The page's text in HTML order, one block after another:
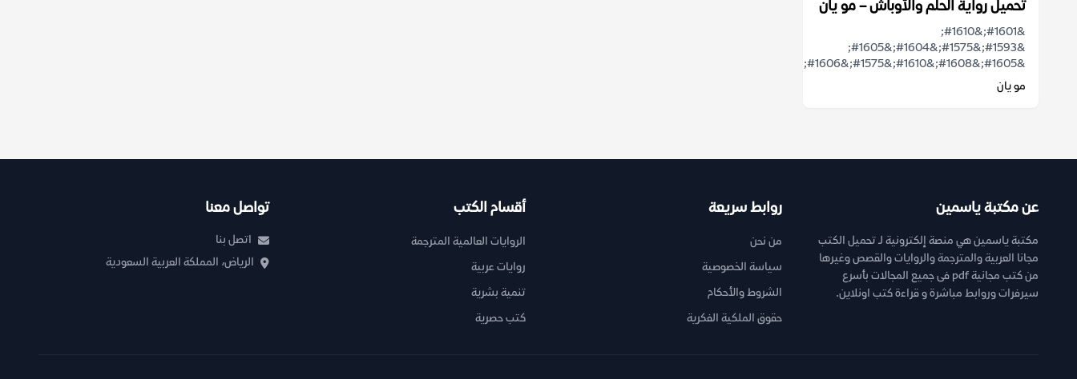
تحميل رواية الحلم والأوباش – مو يان
&#1601;&#1610;
&#1593;&#1575;&#1604;&#1605;
&#1605;&#1608;&#1610;&#1575;&#1606;...
مو يان
عن مكتبة ياسمين
مكتبة ياسمين هي منصة إلكترونية لـ تحميل الكتب
مجانا العربية والمترجمة والروايات والقصص وغيرها
من كتب مجانية pdf فى جميع المجالات بأسرع
سيرفرات وروابط مباشرة و قراءة كتب اونلاين.
روابط سريعة
من نحن
سياسة الخصوصية
الشروط والأحكام
حقوق الملكية الفكرية
أقسام الكتب
الروايات العالمية المترجمة
روايات عربية
تنمية بشرية
كتب حصرية
تواصل معنا
اتصل بنا
الرياض، المملكة العربية السعودية